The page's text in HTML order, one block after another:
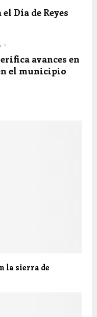
Día de Reyes
avances en
el municipio
la sierra de